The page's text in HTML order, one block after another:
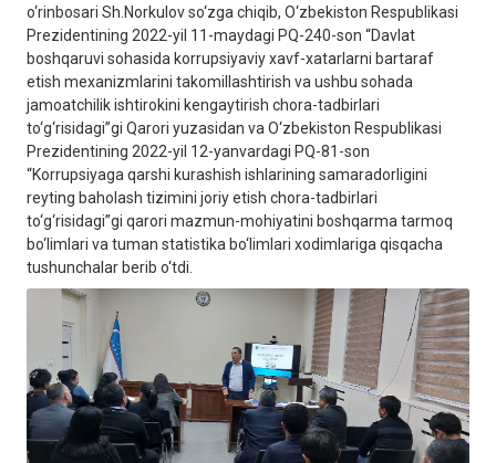
o‘rinbosari Sh.Norkulov so‘zga chiqib, O‘zbekiston Respublikasi
Prezidentining 2022-yil 11-maydagi PQ-240-son “Davlat
boshqaruvi sohasida korrupsiyaviy xavf-xatarlarni bartaraf
etish mexanizmlarini takomillashtirish va ushbu sohada
jamoatchilik ishtirokini kengaytirish chora-tadbirlari
to‘g‘risidagi”gi Qarori yuzasidan va O‘zbekiston Respublikasi
Prezidentining 2022-yil 12-yanvardagi PQ-81-son
“Korrupsiyaga qarshi kurashish ishlarining samaradorligini
reyting baholash tizimini joriy etish chora-tadbirlari
to‘g‘risidagi”gi qarori mazmun-mohiyatini boshqarma tarmoq
bo‘limlari va tuman statistika bo‘limlari xodimlariga qisqacha
tushunchalar berib o‘tdi.